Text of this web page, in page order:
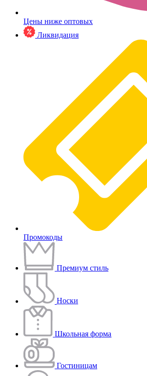
Цены ниже оптовых
Ликвидация
Промокоды
Премиум стиль
Носки
Школьная форма
Гостиницам